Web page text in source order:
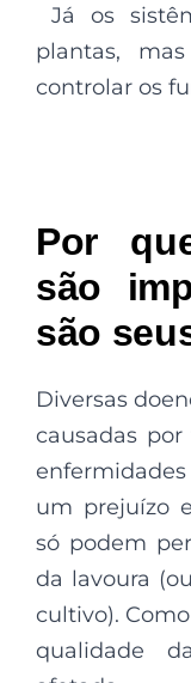
Já os
plantas,
controlar os
Por
são
são
Diversas
causadas por
um prejuízo
só podem
da lavoura
cultivo).
qualidade